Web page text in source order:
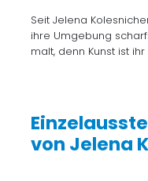
Seit Jelena
ihre Umgebung
malt, denn Kunst ist ihr
von Jelena